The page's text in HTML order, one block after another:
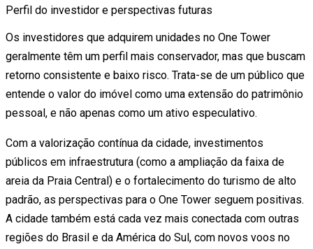
Perfil do investidor e perspectivas futuras
Os investidores que adquirem unidades no One Tower
geralmente têm um perfil mais conservador, mas que buscam
retorno consistente e baixo risco. Trata-se de um público que
entende o valor do imóvel como uma extensão do patrimônio
pessoal, e não apenas como um ativo especulativo.
Com a valorização contínua da cidade, investimentos
públicos em infraestrutura (como a ampliação da faixa de
areia da Praia Central) e o fortalecimento do turismo de alto
padrão, as perspectivas para o One Tower seguem positivas.
A cidade também está cada vez mais conectada com outras
regiões do Brasil e da América do Sul, com novos voos no